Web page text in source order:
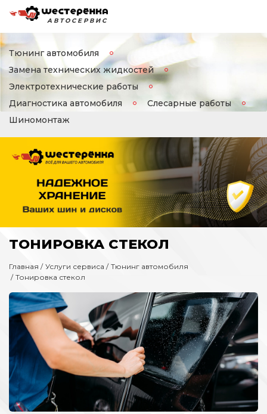
АВТОСЕРВИС
Тюнинг автомобиля
Замена технических жидкостей
Электротехнические работы
Диагностика автомобиля
Слесарные работы
Шиномонтаж
ТОНИРОВКА СТЕКОЛ
Главная Услуги сервиса
Тюнинг автомобиля
Тонировка стекол